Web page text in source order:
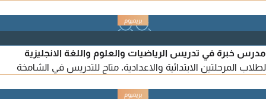
مدرس خبرة في تدريس الرياضيات والعلوم واللغة الانجليزية
لطلاب المرحلتين الابتدائية والاعدادية. متاح للتدريس في الشامخة